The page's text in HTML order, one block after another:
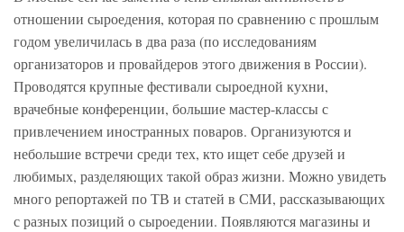
отношении сыроедения, которая по сравнению с прошлым
годом увеличилась в два раза (по исследованиям
организаторов и провайдеров этого движения в России).
Проводятся крупные фестивали сыроедной кухни,
врачебные конференции, большие мастер-классы с
привлечением иностранных поваров. Организуются и
небольшие встречи среди тех, кто ищет себе друзей и
любимых, разделяющих такой образ жизни. Можно увидеть
много репортажей по ТВ и статей в СМИ, рассказывающих
с разных позиций о сыроедении. Появляются магазины и